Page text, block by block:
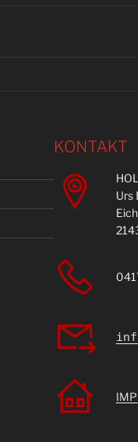
KONTAKT
Urs